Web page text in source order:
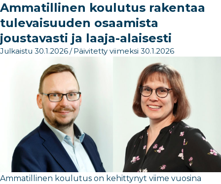
Ammatillinen koulutus rakentaa
tulevaisuuden osaamista
joustavasti ja laaja-alaisesti
Julkaistu 30.1.2026/ Päivitetty viimeksi 30.1.2026
Ammatillinen koulutus on kehittynyt viime vuosina